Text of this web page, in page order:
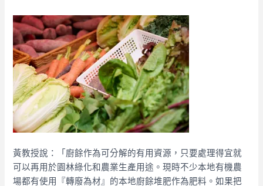
黃教授說：「廚餘作為可分解的有用資源，只要處理得宜就
可以再用於園林綠化和農業生產用途。現時不少本地有機農
場都有使用『轉廢為材』的本地廚餘堆肥作為肥料。如果把